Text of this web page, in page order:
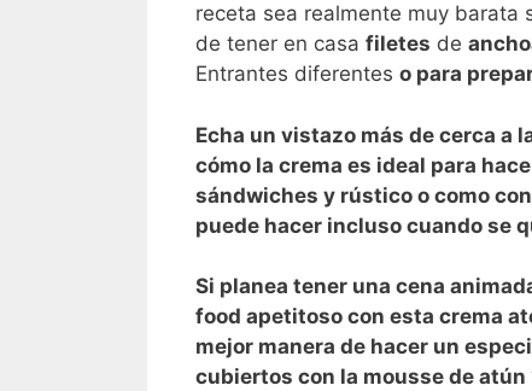
receta sea realmente muy barata
de tener en casa filetes de
Entrantes diferentes o para
Echa un vistazo más de cerca a
cómo la crema es ideal para
sándwiches y rústico o como
puede hacer incluso cuando se
Si planea tener una cena
food apetitoso con esta crema
mejor manera de hacer un
cubiertos con la mousse de atún